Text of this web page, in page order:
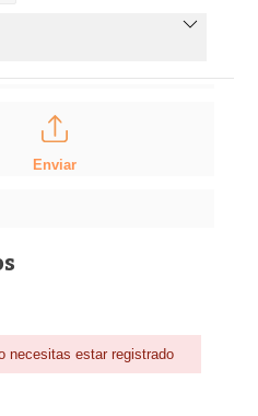
Enviar
necesitas estar registrado